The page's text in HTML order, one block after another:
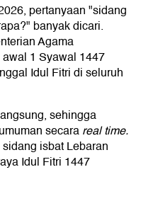
Sidang Isbat?
Falakiyah
pertanyaan "sidang
banyak dicari.
Agama
1 Syawal 1447
Idul Fitri di seluruh
sehingga
secarareal time.
isbat Lebaran
Idul Fitri 1447